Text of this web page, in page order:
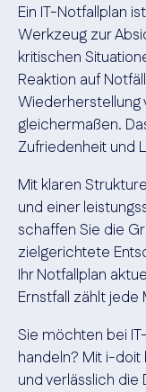
Ein IT-Notfallplan
Werkzeug zur
kritischen
Reaktion auf
Wiederherstellung
gleichermaßen.
Zufriedenheit und
Mit klaren
und einer
schaffen Sie die
zielgerichtete
Ihr Notfallplan
Ernstfall zählt jede
Sie möchten bei
handeln? Mit i-
und verlässlich die